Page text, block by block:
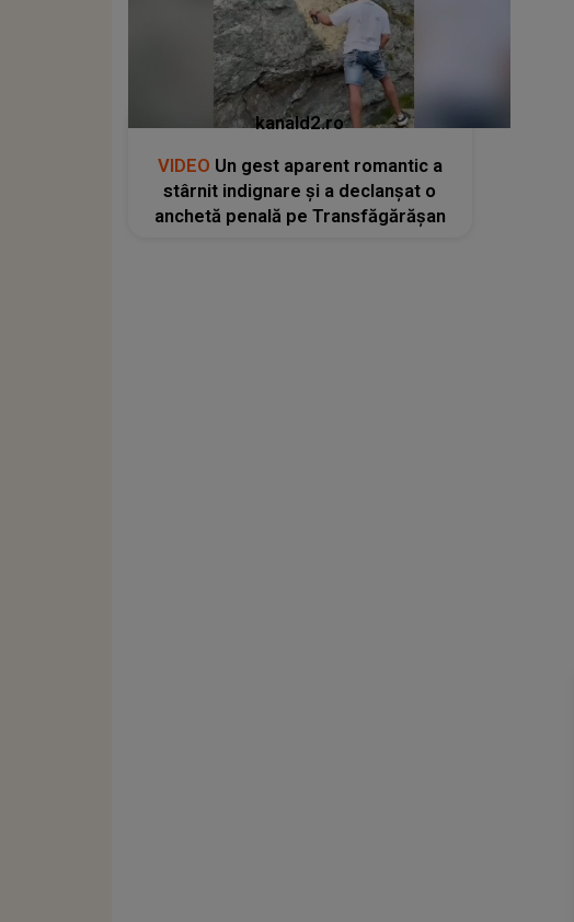
kanald2.ro
VIDEO Un gest aparent romantic a
stârnit indignare și a declanșat o
anchetă penală pe Transfăgărășan